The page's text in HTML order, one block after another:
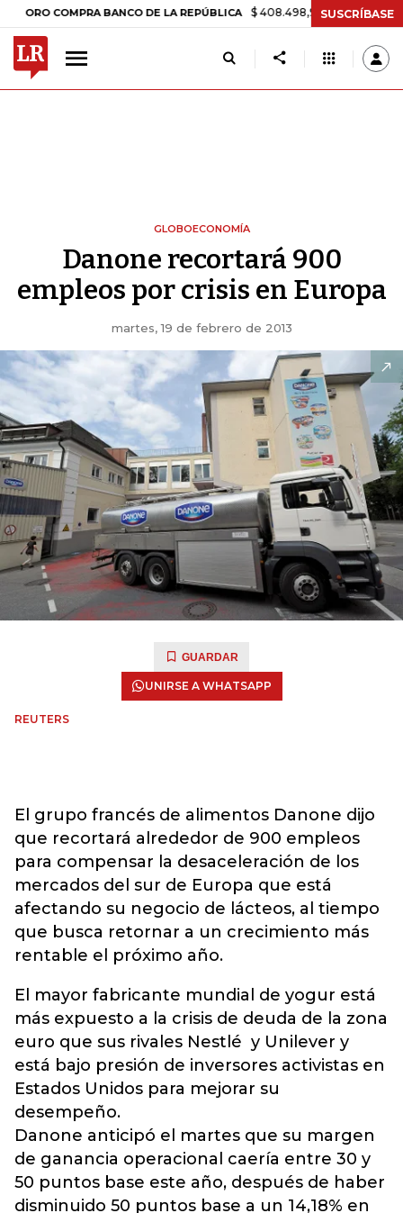
COMPRA BANCO DE LA REPÚBLICA $ 408.498,97 +$ 8.753,81 +2,19%
SUSCRÍBASE
GLOBOECONOMÍA
Danone recortará 900
empleos por crisis en Europa
martes, 19 de febrero de 2013
GUARDAR
UNIRSE A WHATSAPP
REUTERS
El grupo francés de alimentos Danone dijo
que recortará alrededor de 900 empleos
para compensar la desaceleración de los
mercados del sur de Europa que está
afectando su negocio de lácteos, al tiempo
que busca retornar a un crecimiento más
rentable el próximo año.
El mayor fabricante mundial de yogur está
más expuesto a la crisis de deuda de la zona
euro que sus rivales Nestlé y Unilever y
está bajo presión de inversores activistas en
Estados Unidos para mejorar su
desempeño.
Danone anticipó el martes que su margen
de ganancia operacional caería entre 30 y
50 puntos base este año, después de haber
disminuido 50 puntos base a un 14,18% en